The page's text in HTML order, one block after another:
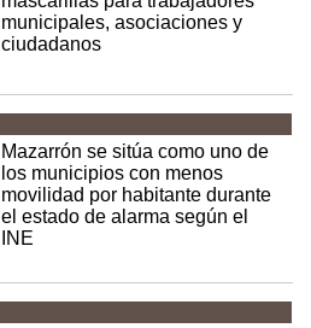
municipales, asociaciones y
ciudadanos
Mazarrón se sitúa como uno de
los municipios con menos
movilidad por habitante durante
el estado de alarma según el
INE